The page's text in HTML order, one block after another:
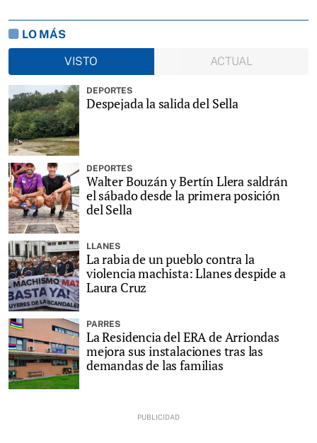
LO MÁS
VISTO
ACTUAL
DEPORTES
Despejada la salida del Sella
DEPORTES
Walter Bouzán y Bertín Llera saldrán
el sábado desde la primera posición
del Sella
LLANES
La rabia de un pueblo contra la
violencia machista: Llanes despide a
Laura Cruz
PARRES
La Residencia del ERA de Arriondas
mejora sus instalaciones tras las
demandas de las familias